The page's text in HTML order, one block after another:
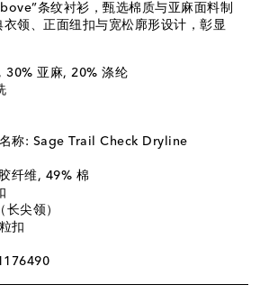
条纹衬衫，甄选棉质与亚麻面料制
领、正面纽扣与宽松廓形设计，彰显
30% 亚麻, 20% 涤纶
称: Sage Trail Check Dryline
纤维, 49% 棉
尖领）
扣